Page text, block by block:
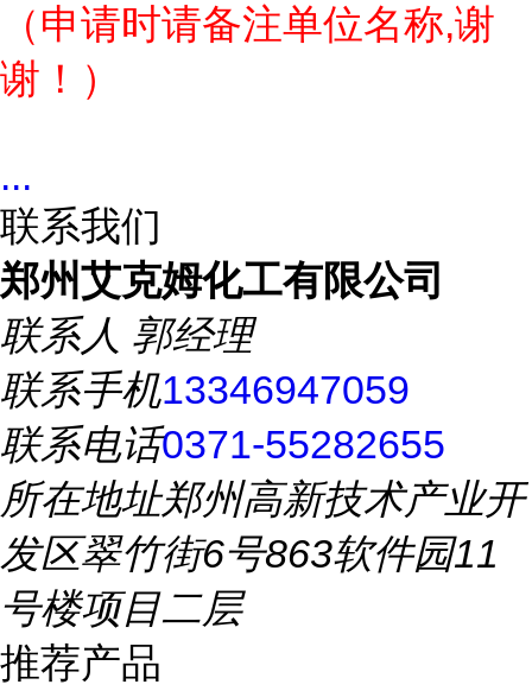
（申请时请备注单位名称,谢
谢！）
...
联系我们
郑州艾克姆化工有限公司
联系人 郭经理
联系手机13346947059
联系电话0371-55282655
所在地址郑州高新技术产业开
发区翠竹街6号863软件园11
号楼项目二层
推荐产品